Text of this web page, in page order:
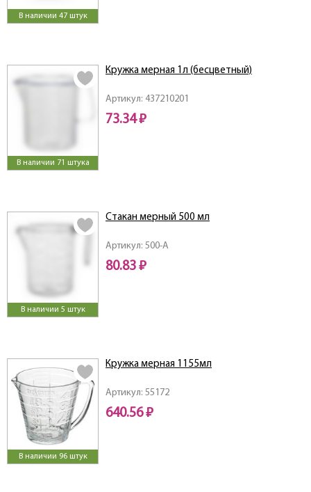
В наличии 47 штук
В наличии 71 штука
Артикул: 437210201
Кружка мерная 1л (бесцветный)
73.34 ₽
В наличии 5 штук
Артикул: 500-A
Стакан мерный 500 мл
80.83 ₽
В наличии 96 штук
Артикул: 55172
Кружка мерная 1155мл
640.56 ₽